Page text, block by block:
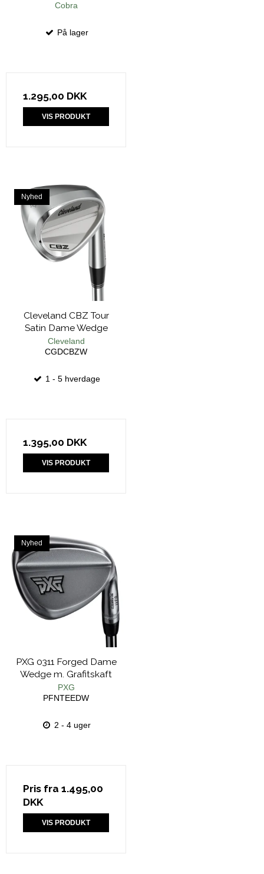
Cobra
På lager
1.295,00 DKK
VIS PRODUKT
Nyhed
Cleveland CBZ Tour
Satin Dame Wedge
Cleveland
CGDCBZW
1 - 5 hverdage
1.395,00 DKK
VIS PRODUKT
Nyhed
PXG 0311 Forged Dame
Wedge m. Grafitskaft
PXG
PFNTEEDW
2 - 4 uger
Pris fra 1.495,00
DKK
VIS PRODUKT